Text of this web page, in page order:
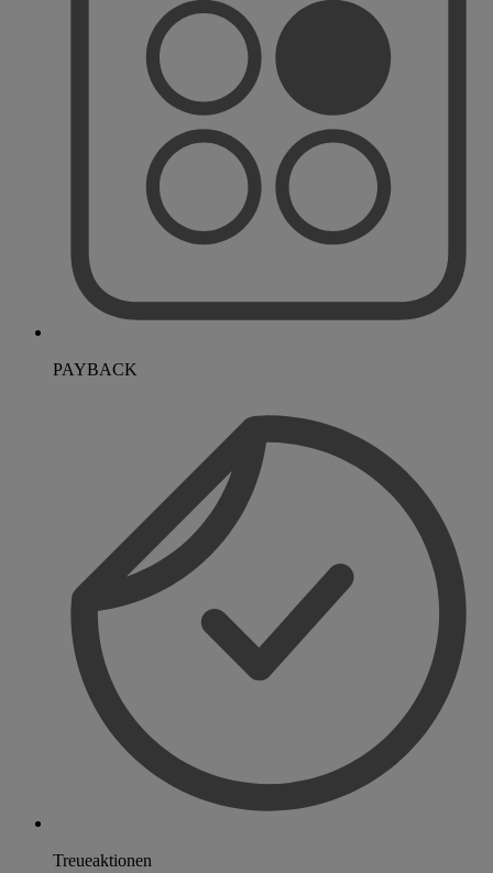
PAYBACK
Treueaktionen